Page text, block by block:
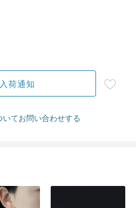
荷通知
いてお問い合わせする